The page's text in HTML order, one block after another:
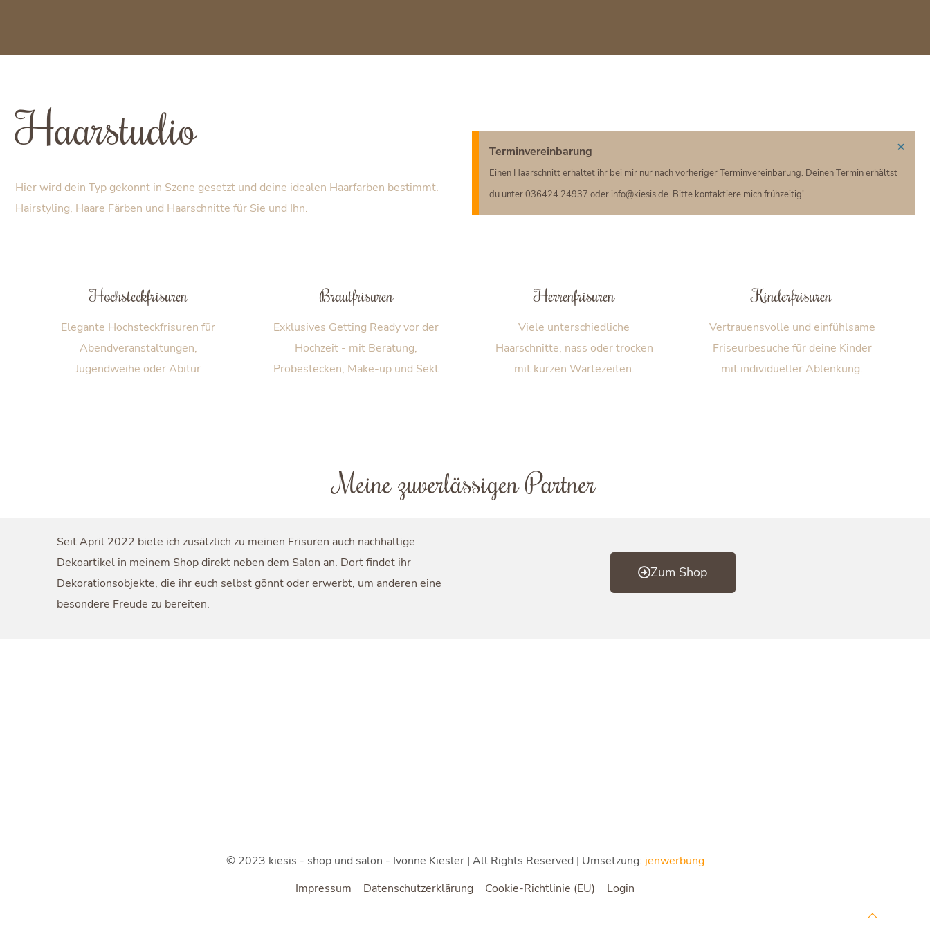
Haarstudio
Hier wird dein Typ gekonnt in Szene gesetzt und deine idealen Haarfarben bestimmt.
Hairstyling, Haare Färben und Haarschnitte für Sie und Ihn.
Terminvereinbarung
Einen Haarschnitt erhaltet ihr bei mir nur nach vorheriger Terminvereinbarung. Deinen Termin erhältst
du unter 036424 24937 oder info@kiesis.de. Bitte kontaktiere mich frühzeitig!
×
Hochsteckfrisuren
Elegante Hochsteckfrisuren für
Abendveranstaltungen,
Jugendweihe oder Abitur
Brautfrisuren
Exklusives Getting Ready vor der
Hochzeit - mit Beratung,
Probestecken, Make-up und Sekt
Herrenfrisuren
Viele unterschiedliche
Haarschnitte, nass oder trocken
mit kurzen Wartezeiten.
Kinderfrisuren
Vertrauensvolle und einfühlsame
Friseurbesuche für deine Kinder
mit individueller Ablenkung.
Meine zuverlässigen Partner
Seit April 2022 biete ich zusätzlich zu meinen Frisuren auch nachhaltige
Dekoartikel in meinem Shop direkt neben dem Salon an. Dort findet ihr
Dekorationsobjekte, die ihr euch selbst gönnt oder erwerbt, um anderen eine
besondere Freude zu bereiten.
Zum Shop
© 2023 kiesis - shop und salon - Ivonne Kiesler | All Rights Reserved | Umsetzung: jenwerbung
Impressum
Datenschutzerklärung Cookie-Richtlinie (EU) Login